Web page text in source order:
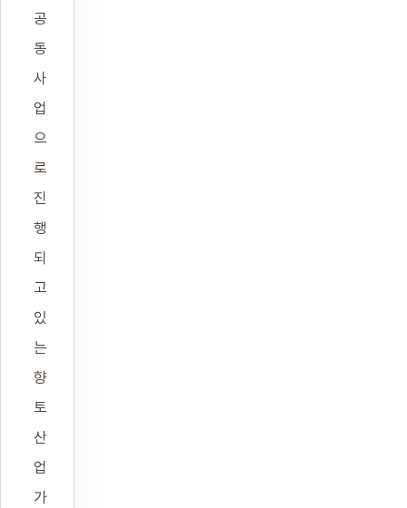
공
동
사
업
으
로
진
행
되
고
있
는
향
토
산
업
가